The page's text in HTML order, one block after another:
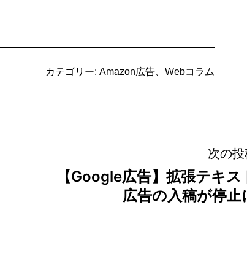
カテゴリー:Amazon広告 、Webコラム
次の投
【Google広告】拡張テキス
広告の入稿が停止